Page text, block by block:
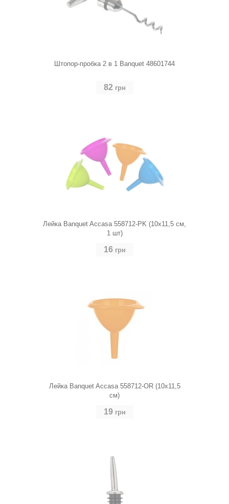
Штопор-пробка 2 в 1 Banquet 48601744
82 грн
Лейка Banquet Accasa 558712-PK (10х11,5 см,
1 шт)
16 грн
Лейка Banquet Accasa 558712-OR (10х11,5
см)
19 грн